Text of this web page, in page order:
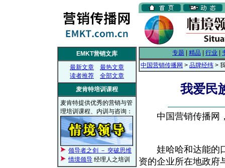
EMKT营销文库
最新文章
最热文章
读者推荐
全部文章
麦肯特培训课程
麦肯特提供优秀的营销与管
理培训课程、内训与咨询：
领导者之剑 － 突破思维
情境领导 经理人之培训
专题 精品 行业
中国营销传播网 > 品牌经纬 >
我爱民
中国营销传播网
娃哈哈和达能的口
资的企业所在地政府